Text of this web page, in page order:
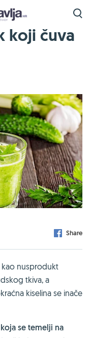
koji čuva
Share
kao nusprodukt
tkiva, a
kiselina se inače
se temelji na